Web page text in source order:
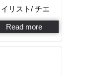
リスト/ チエ
Read more